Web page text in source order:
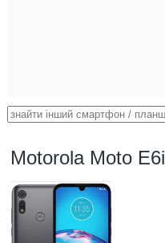
Motorola Moto E6i